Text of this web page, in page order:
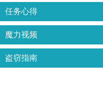
任务心得
魔力视频
盗窃指南